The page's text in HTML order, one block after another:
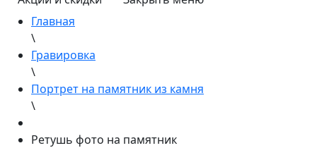
Главная
\
Гравировка
\
Портрет на памятник из камня
\
Ретушь фото на памятник